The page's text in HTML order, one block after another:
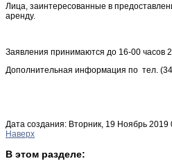
Лица, заинтересованные в
аренду.
Заявления принимаются до 16-00 часов
Дополнительная информация по тел.
Дата создания: Вторник, 19 Ноябрь 2019
Наверх
В этом разделе: